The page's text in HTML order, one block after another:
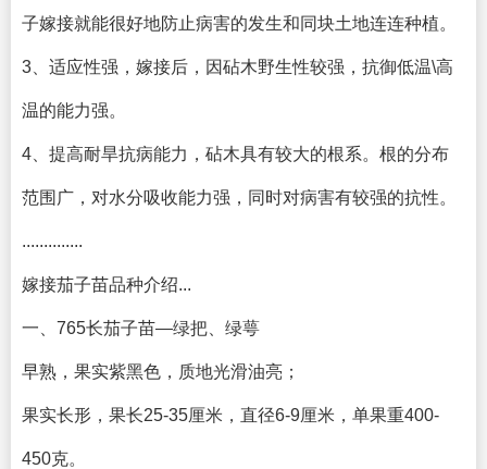
子嫁接就能很好地防止病害的发生和同块土地连连种植。
3、适应性强，嫁接后，因砧木野生性较强，抗御低温\高
温的能力强。
4、提高耐旱抗病能力，砧木具有较大的根系。根的分布
范围广，对水分吸收能力强，同时对病害有较强的抗性。
..............
嫁接茄子苗品种介绍...
一、765长茄子苗—绿把、绿萼
早熟，果实紫黑色，质地光滑油亮；
果实长形，果长25-35厘米，直径6-9厘米，单果重400-
450克。